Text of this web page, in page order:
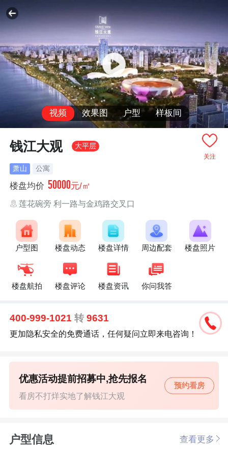
视频 效果图 户型 样板间
关注
钱江大观 大平层
萧山 公寓
楼盘均价 50000元/㎡
莲花碗旁 利一路与金鸡路交叉口
户型图 楼盘动态 楼盘详情 周边配套 楼盘照片
楼盘航拍 楼盘评论 楼盘资讯 你问我答
400-999-1021转 9631
更加隐私安全的免费通话，任何疑问立即来电咨询！
看房不打烊实地了解钱江大观
优惠活动提前招募中,抢先报名
预约看房
户型信息 查看更多